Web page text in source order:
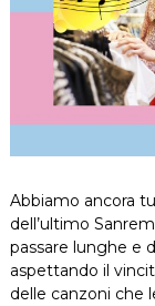
Abbiamo ancora
dell’ultimo
passare lunghe e
aspettando il
delle canzoni che